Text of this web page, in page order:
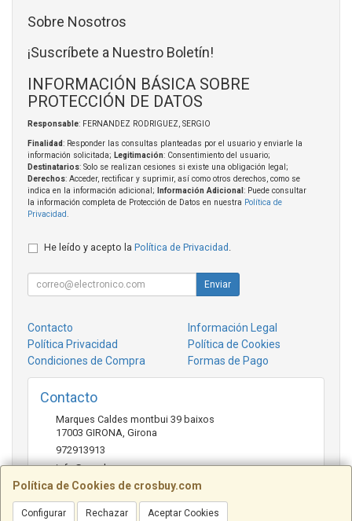
Política de Cookies de crosbuy.com
Configurar Rechazar Aceptar Cookies
Sobre Nosotros
¡Suscríbete a Nuestro Boletín!
INFORMACIÓN BÁSICA SOBRE
PROTECCIÓN DE DATOS
Responsable: FERNANDEZ RODRIGUEZ, SERGIO
Finalidad: Responder las consultas planteadas por el usuario y enviarle la
información solicitada; Legitimación: Consentimiento del usuario;
Destinatarios: Solo se realizan cesiones si existe una obligación legal;
Derechos: Acceder, rectificar y suprimir, así como otros derechos, como se
indica en la información adicional;
Información Adicional : Puede consultar
la información completa de Protección de Datos en nuestra Política de
Privacidad
He leído y acepto la Política de Privacidad
Enviar
Contacto
Información Legal
Política Privacidad
Política de Cookies
Condiciones de Compra
Formas de Pago
Contacto
Marques Caldes montbui 39 baixos
17003 GIRONA Girona
972913913
info@crosbuy.com